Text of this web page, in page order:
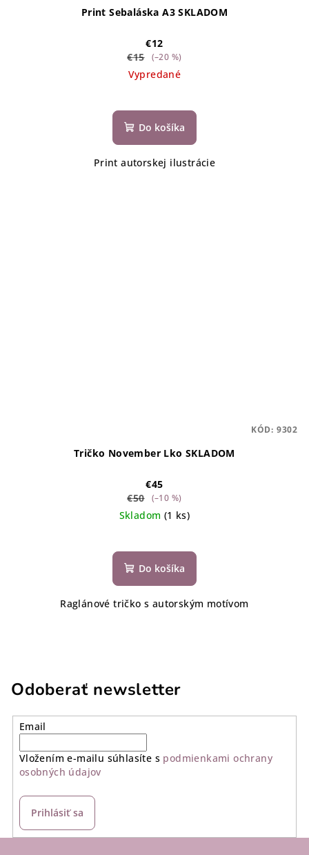
Print Sebaláska A3 SKLADOM
€12
€15
(–20 %)
Vypredané
Do košíka
Print autorskej ilustrácie
Tričko November Lko SKLADOM
€45
€50
(–10 %)
Skladom (1 ks)
Do košíka
Raglánové tričko s autorským motívom
KÓD: 9302
Odoberať newsletter
Email
Vložením e-mailu súhlasíte s podmienkami ochrany
osobných údajov
Prihlásiť sa